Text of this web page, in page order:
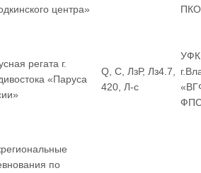
центра»
регата г.
«Паруса
Q, С, ЛзР, Лз4.7,
420, Л-с
по